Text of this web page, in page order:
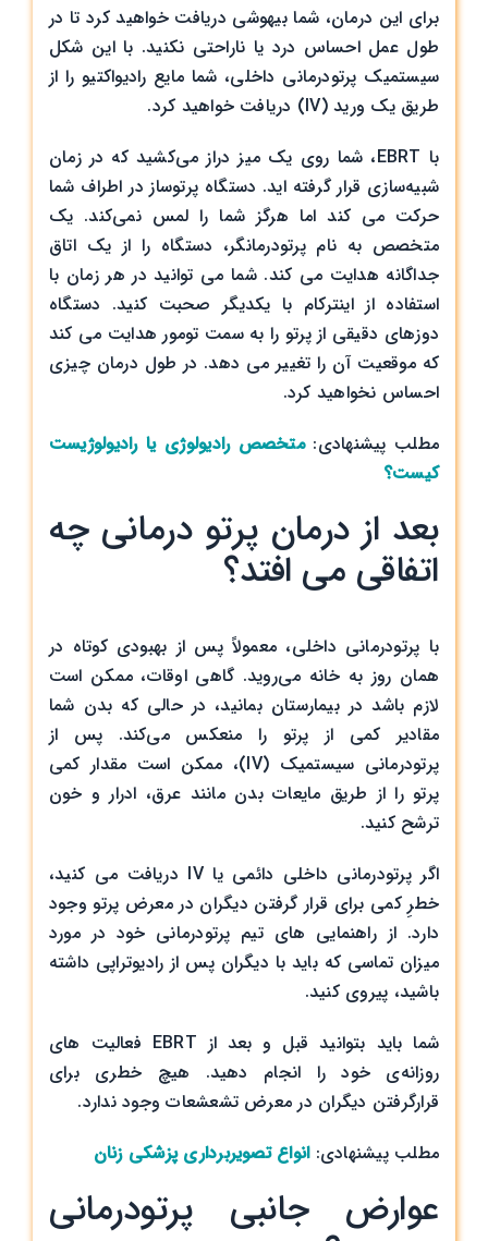
برای این درمان، شما بیهوشی دریافت خواهید کرد تا در
طول عمل احساس درد یا ناراحتی نکنید. با این شکل
سیستمیک پرتودرمانی داخلی، شما مایع رادیواکتیو را از
طریق یک ورید (IV) دریافت خواهید کرد.
با EBRT، شما روی یک میز دراز می‌کشید که در زمان
شبیه‌سازی قرار گرفته اید. دستگاه پرتوساز در اطراف شما
حرکت می کند اما هرگز شما را لمس نمی‌کند. یک
متخصص به نام پرتودرمانگر، دستگاه را از یک اتاق
جداگانه هدایت می کند. شما می توانید در هر زمان با
استفاده از اینترکام با یکدیگر صحبت کنید. دستگاه
دوزهای دقیقی از پرتو را به سمت تومور هدایت می کند
که موقعیت آن را تغییر می دهد. در طول درمان چیزی
احساس نخواهید کرد.
مطلب پیشنهادی:متخصص رادیولوژی یا رادیولوژیست
کیست؟
بعد از درمان پرتو درمانی چه
اتفاقی می افتد؟
با پرتودرمانی داخلی، معمولاً پس از بهبودی کوتاه در
همان روز به خانه می‌روید. گاهی اوقات، ممکن است
لازم باشد در بیمارستان بمانید، در حالی که بدن شما
مقادیر کمی از پرتو را منعکس می‌کند. پس از
پرتودرمانی سیستمیک (IV)، ممکن است مقدار کمی
پرتو را از طریق مایعات بدن مانند عرق، ادرار و خون
ترشح کنید.
اگر پرتودرمانی داخلی دائمی یا IV دریافت می کنید،
خطرِ کمی برای قرار گرفتن دیگران در معرض پرتو وجود
دارد. از راهنمایی های تیم پرتودرمانی خود در مورد
میزان تماسی که باید با دیگران پس از رادیوتراپی داشته
باشید، پیروی کنید.
شما باید بتوانید قبل و بعد از EBRT فعالیت های
روزانه‌ی خود را انجام دهید. هیچ خطری برای
قرارگرفتن دیگران در معرض تشعشعات وجود ندارد.
مطلب پیشنهادی:انواع تصویربرداری پزشکی زنان
عوارض جانبی پرتودرمانی